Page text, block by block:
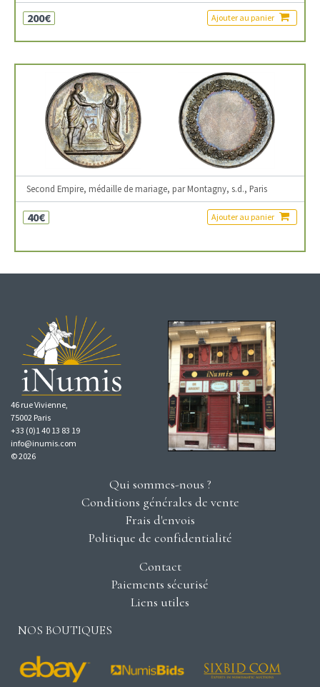
200€ Ajouter au panier
Second Empire, médaille de mariage, par Montagny, s.d., Paris
40€ Ajouter au panier
46 rue Vivienne,
75002 Paris
+33 (0)1 40 13 83 19
info@inumis.com
© 2026
Qui sommes-nous ?
Conditions générales de vente
Frais d'envois
Politique de confidentialité
Contact
Paiements sécurisé
Liens utiles
NOS BOUTIQUES